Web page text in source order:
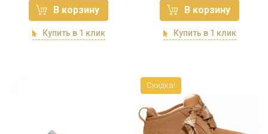
В корзину
Купить в 1 клик
В корзину
Купить в 1 клик
Скидка!